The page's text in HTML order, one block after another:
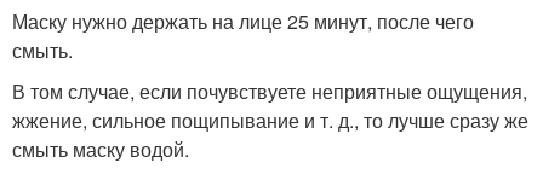
Маску нужно держать на лице 25 минут, после чего
смыть.
В том случае, если почувствуете неприятные ощущения,
жжение, сильное пощипывание и т. д., то лучше сразу же
смыть маску водой.